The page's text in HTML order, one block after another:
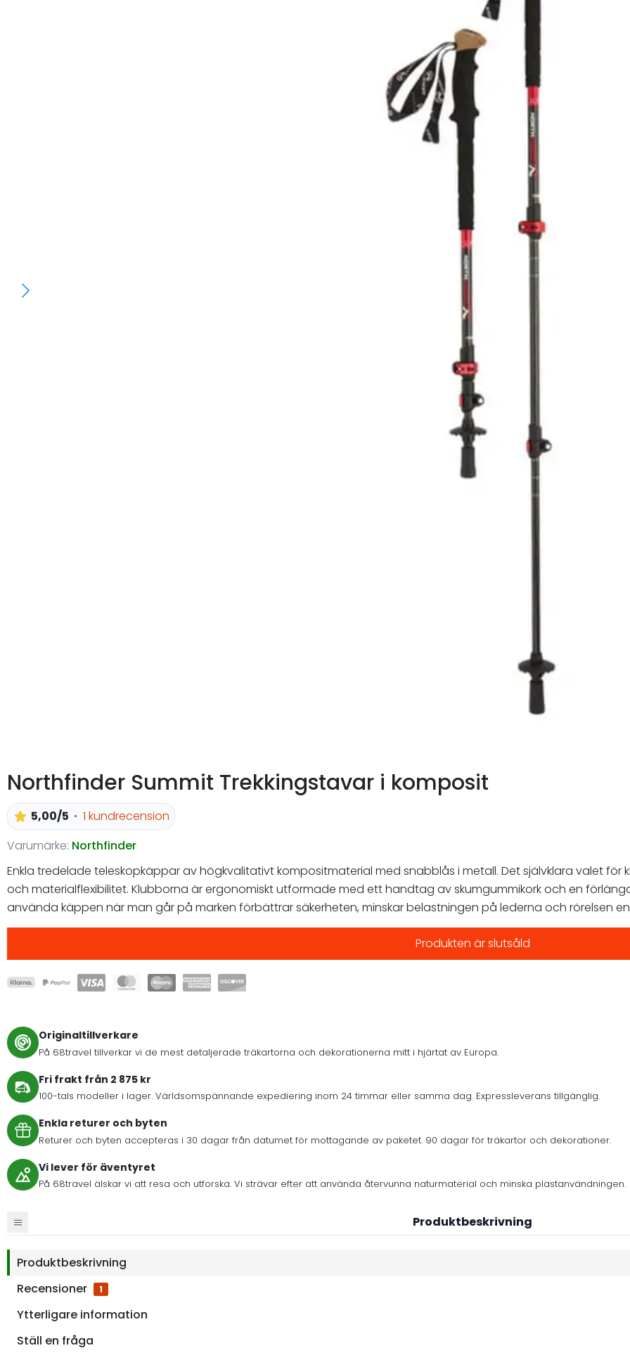
Northfinder Summit Trekkingstavar i komposit
5,00/5
1 kundrecension
Varumärke: Northfinder
Enkla tredelade teleskopkäppar av högkvalitativt kompositmaterial med snabblås i metall. Det självklara valet
och materialflexibilitet. Klubborna är ergonomiskt utformade med ett handtag av skumgummikork och en
använda käppen när man går på marken förbättrar säkerheten, minskar belastningen på lederna och rörelsen
Produkten är slutsåld
Originaltillverkare
På 68travel tillverkar vi de mest detaljerade träkartorna och dekorationerna mitt i hjärtat av Europa.
Fri frakt från 2 875 kr
100-tals modeller i lager. Världsomspännande expediering inom 24 timmar eller samma dag. Expressleverans tillgänglig.
Enkla returer och byten
Returer och byten accepteras i 30 dagar från datumet för mottagande av paketet. 90 dagar för träkartor och dekorationer.
Vi lever för äventyret
På 68travel älskar vi att resa och utforska. Vi strävar efter att använda återvunna naturmaterial och minska plastanvändningen.
Produktbeskrivning
Produktbeskrivning
Recensioner
1
Ytterligare information
Ställ en fråga